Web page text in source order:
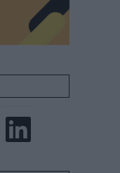
LinkedIn